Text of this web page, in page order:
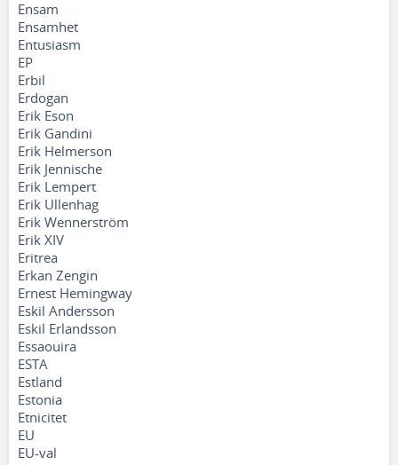
Ensam
Ensamhet
Entusiasm
EP
Erbil
Erdogan
Erik Eson
Erik Gandini
Erik Helmerson
Erik Jennische
Erik Lempert
Erik Ullenhag
Erik Wennerström
Erik XIV
Eritrea
Erkan Zengin
Ernest Hemingway
Eskil Andersson
Eskil Erlandsson
Essaouira
ESTA
Estland
Estonia
Etnicitet
EU
EU-val